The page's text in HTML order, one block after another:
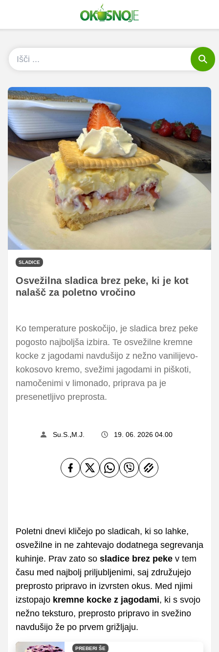
SLADICE
Osvežilna sladica brez peke, ki je kot
nalašč za poletno vročino
Ko temperature poskočijo, je sladica brez peke
pogosto najboljša izbira. Te osvežilne kremne
kocke z jagodami navdušijo z nežno vanilijevo-
kokosovo kremo, svežimi jagodami in piškoti,
namočenimi v limonado, priprava pa je
presenetljivo preprosta.
Su.S. ,M.J. 19. 06. 2026 04.00
Poletni dnevi kličejo po sladicah, ki so lahke,
osvežilne in ne zahtevajo dodatnega segrevanja
kuhinje. Prav zato so sladice brez peke v tem
času med najbolj priljubljenimi, saj združujejo
preprosto pripravo in izvrsten okus. Med njimi
izstopajo kremne kocke z jagodami, ki s svojo
nežno teksturo, preprosto pripravo in svežino
navdušijo že po prvem grižljaju.
PREBERI ŠE